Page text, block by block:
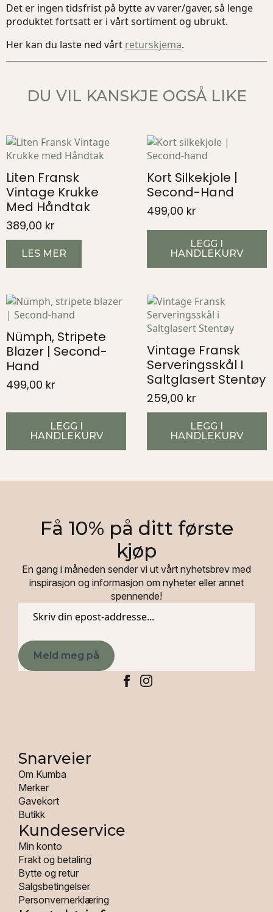
Det er ingen tidsfrist på bytte av varer/gaver, så lenge
produktet fortsatt er i vårt sortiment og ubrukt.
Her kan du laste ned vårt returskjema.
DU VIL KANSKJE OGSÅ LIKE
Liten Fransk
Vintage Krukke
Med Håndtak
389,00 kr
LES MER
Kort Silkekjole |
Second-Hand
499,00 kr
LEGG I
HANDLEKURV
Nümph, Stripete
Blazer | Second-
Hand
499,00 kr
LEGG I
HANDLEKURV
Vintage Fransk
Serveringsskål I
Saltglasert Stentøy
259,00 kr
LEGG I
HANDLEKURV
Få 10% på ditt første
kjøp
En gang i måneden sender vi ut vårt nyhetsbrev med
inspirasjon og informasjon om nyheter eller annet
spennende!
Epost
Meld meg på
Snarveier
Om Kumba
Merker
Gavekort
Butikk
Kundeservice
Min konto
Frakt og betaling
Bytte og retur
Salgsbetingelser
Personvernerklæring